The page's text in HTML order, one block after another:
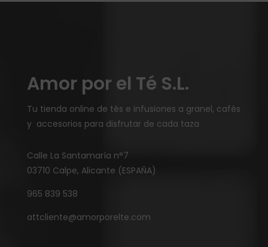
Amor por el Té S.L.
Tu tienda online de tés e infusiones a granel, cafés
y accesorios para disfrutar de cada taza
Calle La Santamaría n°7
03710 Calpe, Alicante (ESPAÑA)
965 839 538
attcliente@amorporelte.com